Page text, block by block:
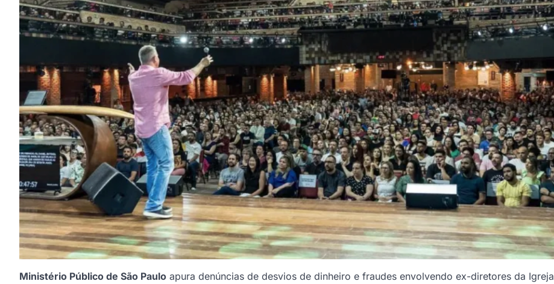
Ministério Público de São Paulo apura denúncias de desvios de dinheiro e fraudes envolvendo ex-diretores da Igreja